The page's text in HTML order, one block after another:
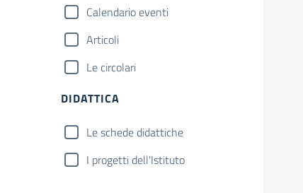
Calendario eventi
Articoli
Le circolari
DIDATTICA
Le schede didattiche
I progetti dell'Istituto